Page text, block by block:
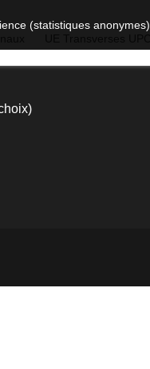
(statistiques anonymes).